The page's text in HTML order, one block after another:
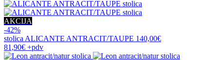
AKCIJA
-42%
stolicaALICANTE ANTRACIT/TAUPE 140,00€
81,90€ +pdv